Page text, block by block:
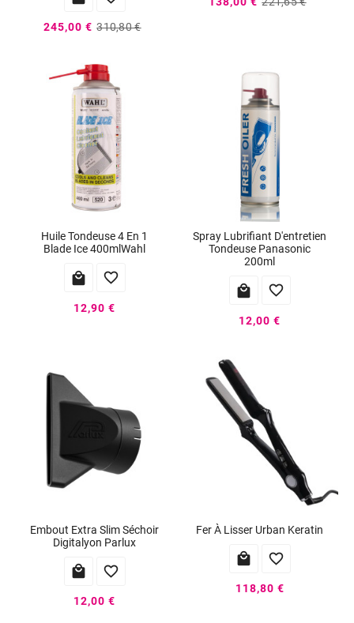
245,00 € 310,80 €
Huile Tondeuse 4 En 1
Blade Ice 400mlWahl
 
12,90 €
Spray Lubrifiant D'entretien
Tondeuse Panasonic
200ml
 
12,00 €
Embout Extra Slim Séchoir
Digitalyon Parlux
 
12,00 €
Fer À Lisser Urban Keratin
 
118,80 €